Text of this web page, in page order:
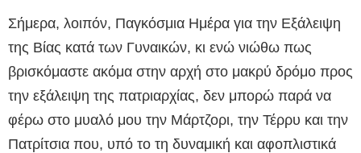
Σήμερα, λοιπόν, Παγκόσμια Ημέρα για την Εξάλειψη
της Βίας κατά των Γυναικών, κι ενώ νιώθω πως
βρισκόμαστε ακόμα στην αρχή στο μακρύ δρόμο προς
την εξάλειψη της πατριαρχίας, δεν μπορώ παρά να
φέρω στο μυαλό μου την Μάρτζορι, την Τέρρυ και την
Πατρίτσια που, υπό το τη δυναμική και αφοπλιστικά